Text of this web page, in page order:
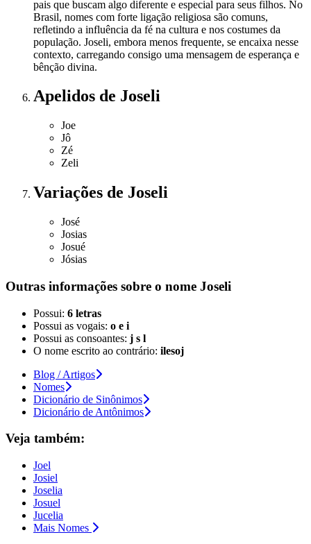
pais que buscam algo diferente e especial para seus filhos. No
Brasil, nomes com forte ligação religiosa são comuns,
refletindo a influência da fé na cultura e nos costumes da
população. Joseli, embora menos frequente, se encaixa nesse
contexto, carregando consigo uma mensagem de esperança e
bênção divina.
Apelidos de Joseli
Joe
Jô
Zé
Zeli
Variações de Joseli
José
Josias
Josué
Jósias
Outras informações sobre o nome Joseli
Possui: 6 letras
Possui as vogais: o e i
Possui as consoantes: j s l
O nome escrito ao contrário: ilesoj
Blog / Artigos
Nomes
Dicionário de Sinônimos
Dicionário de Antônimos
Veja também:
Joel
Josiel
Joselia
Josuel
Jucelia
Mais Nomes